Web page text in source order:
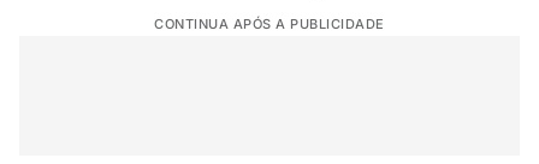
CONTINUA APÓS A PUBLICIDADE